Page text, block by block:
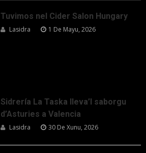
Tuvimos nel Cider Salon Hungary
Lasidra 1 De Mayu, 2026
Sidrería La Taska lleva’l saborgu
d’Asturies a Valencia
Lasidra 30 De Xunu, 2026